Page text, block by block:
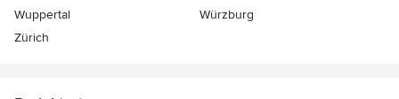
Wuppertal
Würzburg
Zürich